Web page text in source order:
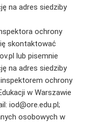
na adres siedziby
ochrony
skontaktować
lub pisemnie
na adres siedziby
ochrony
w Warszawie
iod@ore.edu.pl;
osobowych w